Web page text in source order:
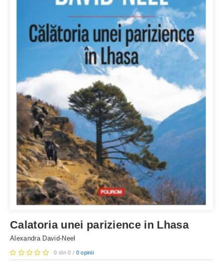
Calatoria unei parizience in Lhasa
Alexandra David-Neel
0 din 0 / 0 opinii